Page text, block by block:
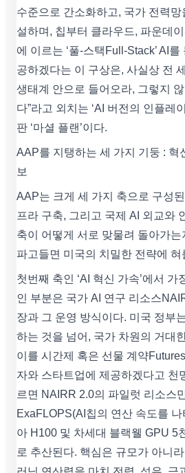
수준으로 간소화하고, 국가 전력
설하며, 칩부터 클라우드, 파운데
에 이르는 ‘풀-스택Full-Stack’ AI
공하겠다는 이 구상은, 사실상 전
생태계 안으로 들어오라, 그렇지 않
다”라고 외치는 ‘AI 버전의 인플레
판 ‘마셜 플랜’이다.
AAP를 지탱하는 세 가지 기둥 : 혁
보
AAP는 크게 세 가지 축으로 구성
프라 구축, 그리고 국제 AI 외교와
축이 어떻게 서로 맞물려 돌아가
파고들면 미국의 치밀한 전략에 혀
첫번째 축인 ‘AI 혁신 가속’에서 가
인 부분은 국가 AI 연구 리소스
장과 그 운영 방식이다. 미국 정부
하는 것을 넘어, 국가 차원의 거대
이를 시간제 혹은 선물 계약
자와 스타트업에 제공하겠다고 천
르면 NAIRR 2.0의 파일럿 리소스
ExaFLOPS(AI칩의 연산 속도를 나
아 H100 및 차세대 블랙웰 GPU 5
로 추산된다. 핵심은 규모가 아니라